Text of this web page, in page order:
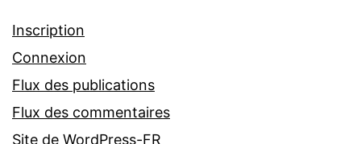
Inscription
Connexion
Flux des publications
Flux des commentaires
Site de WordPress-FR